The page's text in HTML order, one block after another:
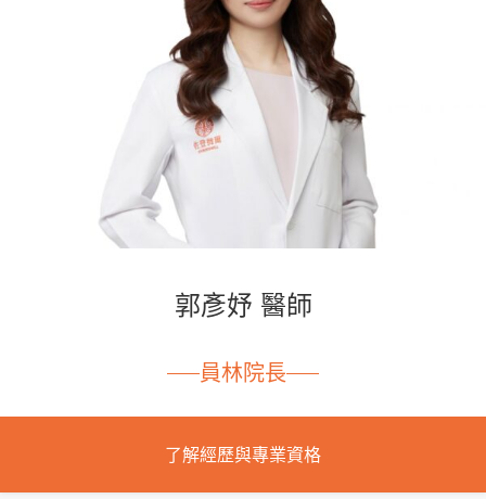
郭彥妤 醫師
員林院長
了解經歷與專業資格